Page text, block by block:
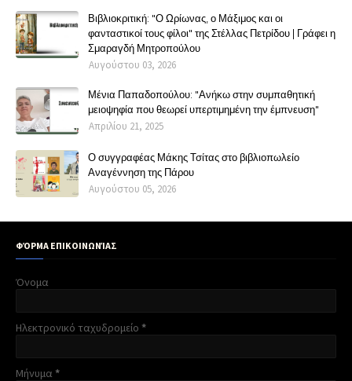
Βιβλιοκριτική: "Ο Ωρίωνας, ο Μάξιμος και οι
φανταστικοί τους φίλοι" της Στέλλας Πετρίδου | Γράφει η
Σμαραγδή Μητροπούλου
Αυγούστου 03, 2026
Μένια Παπαδοπούλου: "Ανήκω στην συμπαθητική
μειοψηφία που θεωρεί υπερτιμημένη την έμπνευση"
Απριλίου 21, 2025
Ο συγγραφέας Μάκης Τσίτας στο βιβλιοπωλείο
Αναγέννηση της Πάρου
Αυγούστου 05, 2026
ΦΌΡΜΑ ΕΠΙΚΟΙΝΩΝΊΑΣ
Όνομα
Ηλεκτρονικό ταχυδρομείο *
Μήνυμα *